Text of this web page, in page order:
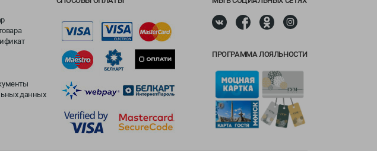
данных
ПРОГРАММА ЛОЯЛЬНОСТИ